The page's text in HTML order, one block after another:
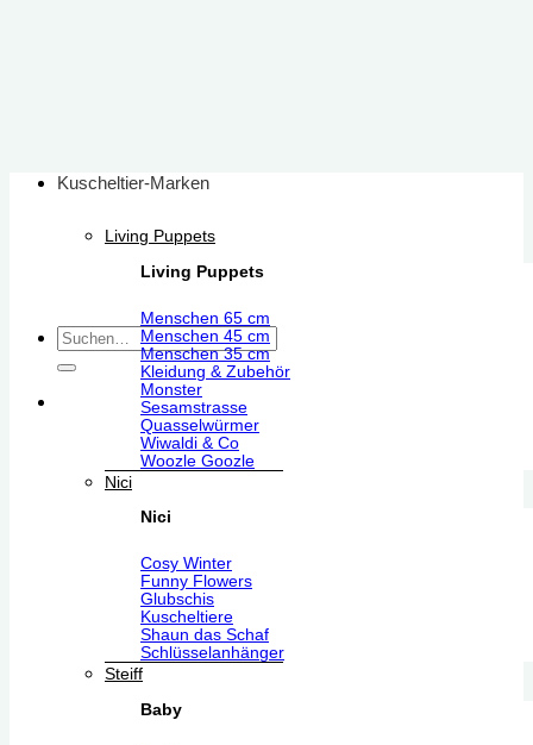
Suchen
nach:
Kuscheltier-Marken
Living Puppets
Living Puppets
Menschen 65 cm
Menschen 45 cm
Menschen 35 cm
Kleidung & Zubehör
Monster
Sesamstrasse
Quasselwürmer
Wiwaldi & Co
Woozle Goozle
Nici
Nici
Cosy Winter
Funny Flowers
Glubschis
Kuscheltiere
Shaun das Schaf
Schlüsselanhänger
Steiff
Baby